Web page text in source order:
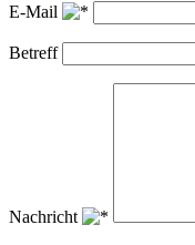
E-Mail
Betreff
Nachricht